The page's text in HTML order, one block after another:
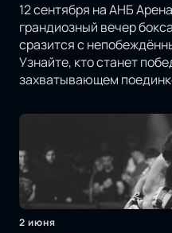
12 сентября на АНБ
грандиозный вечер
сразится с
Узнайте, кто станет
захватывающем
2 июня